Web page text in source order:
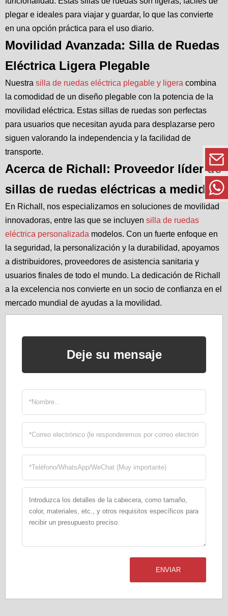
plegar e ideales para viajar y guardar, lo que las convierte
en una opción práctica para el uso diario.
Movilidad Avanzada: Silla de Ruedas
Eléctrica Ligera Plegable
Nuestra silla de ruedas eléctrica plegable y ligera combina
la comodidad de un diseño plegable con la potencia de la
movilidad eléctrica. Estas sillas de ruedas son perfectas
para usuarios que necesitan ayuda para desplazarse pero
siguen valorando la independencia y la facilidad de
transporte.
Acerca de Richall: Proveedor líder de
sillas de ruedas eléctricas a medida
En Richall, nos especializamos en soluciones de movilidad
innovadoras, entre las que se incluyen silla de ruedas
eléctrica personalizada modelos. Con un fuerte enfoque en
la seguridad, la personalización y la durabilidad, apoyamos
a distribuidores, proveedores de asistencia sanitaria y
usuarios finales de todo el mundo. La dedicación de Richall
a la excelencia nos convierte en un socio de confianza en el
mercado mundial de ayudas a la movilidad.
Deje su mensaje
ENVIAR